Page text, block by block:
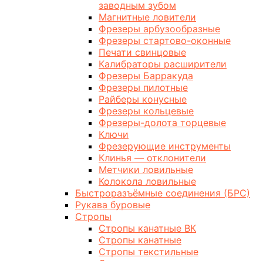
заводным зубом
Магнитные ловители
Фрезеры арбузообразные
Фрезеры стартово-оконные
Печати свинцовые
Калибраторы расширители
Фрезеры Барракуда
Фрезеры пилотные
Райберы конусные
Фрезеры кольцевые
Фрезеры-долота торцевые
Ключи
Фрезерующие инструменты
Клинья — отклонители
Метчики ловильные
Колокола ловильные
Быстроразъёмные соединения (БРС)
Рукава буровые
Стропы
Стропы канатные ВК
Стропы канатные
Стропы текстильные